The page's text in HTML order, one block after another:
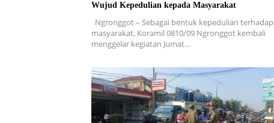
Wujud Kepedulian kepada Masyarakat
Ngronggot – Sebagai bentuk kepedulian terhadap
masyarakat, Koramil 0810/09 Ngronggot kembali
menggelar kegiatan Jumat…